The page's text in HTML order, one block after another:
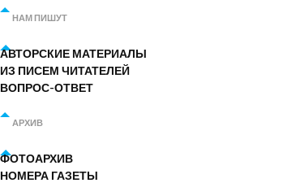
НАМ ПИШУТ
АВТОРСКИЕ МАТЕРИАЛЫ
ИЗ ПИСЕМ ЧИТАТЕЛЕЙ
ВОПРОС-ОТВЕТ
АРХИВ
ФОТОАРХИВ
НОМЕРА ГАЗЕТЫ